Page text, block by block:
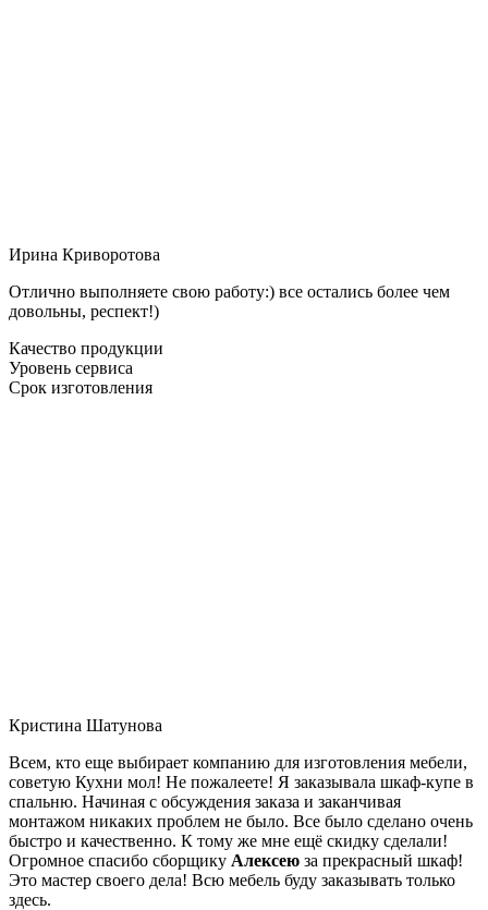
Ирина Криворотова
Отлично выполняете свою работу:) все остались более чем
довольны, респект!)
Качество продукции
Уровень сервиса
Срок изготовления
Кристина Шатунова
Всем, кто еще выбирает компанию для изготовления мебели,
советую Кухни мол! Не пожалеете! Я заказывала шкаф-купе в
спальню. Начиная с обсуждения заказа и заканчивая
монтажом никаких проблем не было. Все было сделано очень
быстро и качественно. К тому же мне ещё скидку сделали!
Огромное спасибо сборщику Алексею за прекрасный шкаф!
Это мастер своего дела! Всю мебель буду заказывать только
здесь.